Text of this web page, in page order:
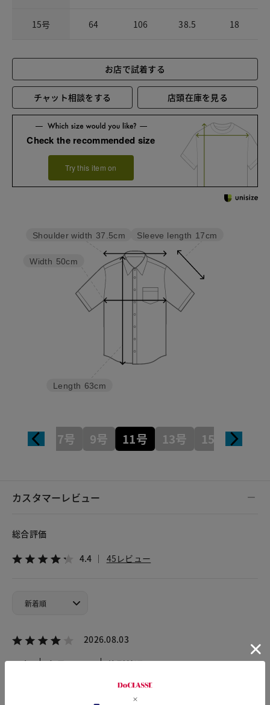
15号 64 106 38.5 18
お店で試着する
チャット相談をする 店頭在庫を見る
Check the recommended size
Try this item on
Sleeve length 17cm
Length 63cm
Width 50cm
Shoulder width 37.5cm
7号 9号 11号 13号 15号
カスタマーレビュー
総合評価
4.4 45レビュー
2026.08.03
Kako 身長160cm 体型普通
サイズ：9号
生地は色によっては 安っぽく見られるかも？ですが 形はい